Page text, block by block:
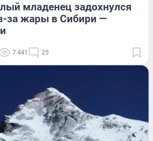
младенец задохнулся
за жары в Сибири —
7 441 25